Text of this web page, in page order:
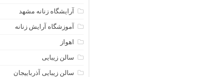
آرایشگاه زنانه مشهد
آموزشگاه آرایش زنانه
اهواز
سالن زیبایی
سالن زیبایی آذرباییجان